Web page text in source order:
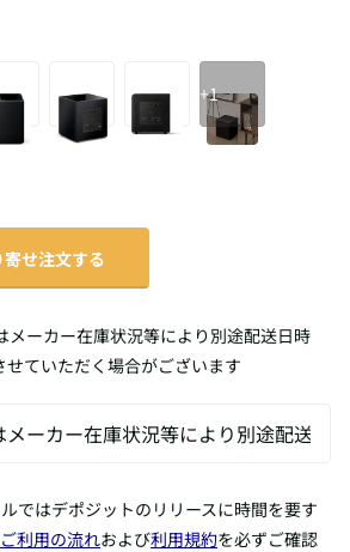
+1
寄せ注文する
メーカー在庫状況等により別途配送日時
せていただく場合がございます
ではデポジットのリリースに時間を要す
ご利用の流れおよび利用規約を必ずご確認